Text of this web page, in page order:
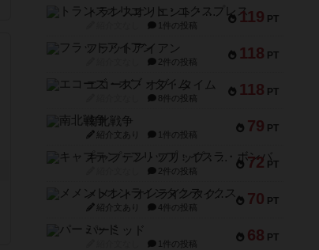
119 PT
トランスオリエント・エクスプレス
1件の投稿
118 PT
フラットアイアン
2件の投稿
118 PT
エコーズ・オブ・タイム
8件の投稿
79 PT
南北戦争
紹介文あり 1件の投稿
72 PT
キャプテン・フリップ：イスラ・ボンバ
2件の投稿
70 PT
メメントオンラインタクティクス
紹介文あり 4件の投稿
68 PT
パーミッド
1件の投稿